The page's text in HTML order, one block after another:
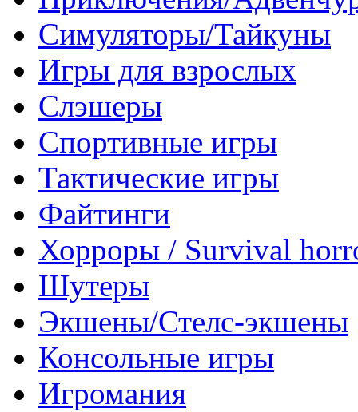
Симуляторы/Тайкуны
Игры для взрослых
Слэшеры
Спортивные игры
Тактические игры
Файтинги
Хорроры / Survival
Шутеры
Экшены/Стелс-экшены
Консольные игры
Игромания